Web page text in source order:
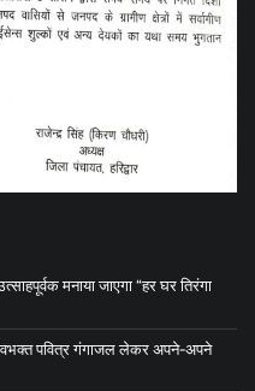
मनाया जाएगा “हर घर तिरंगा
पवित्र गंगाजल लेकर अपने-अपने